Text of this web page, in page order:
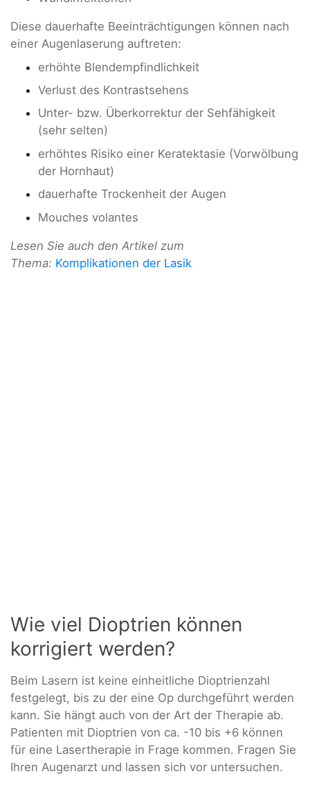
Diese dauerhafte Beeinträchtigungen können nach
einer Augenlaserung auftreten:
erhöhte Blendempfindlichkeit
Verlust des Kontrastsehens
Unter- bzw. Überkorrektur der Sehfähigkeit
(sehr selten)
erhöhtes Risiko einer Keratektasie (Vorwölbung
der Hornhaut)
dauerhafte Trockenheit der Augen
Mouches volantes
Lesen Sie auch den Artikel zum
Thema: Komplikationen der Lasik
Wie viel Dioptrien können
korrigiert werden?
Beim Lasern ist keine einheitliche Dioptrienzahl
festgelegt, bis zu der eine Op durchgeführt werden
kann. Sie hängt auch von der Art der Therapie ab.
Patienten mit Dioptrien von ca. -10 bis +6 können
für eine Lasertherapie in Frage kommen. Fragen Sie
Ihren Augenarzt und lassen sich vor untersuchen.